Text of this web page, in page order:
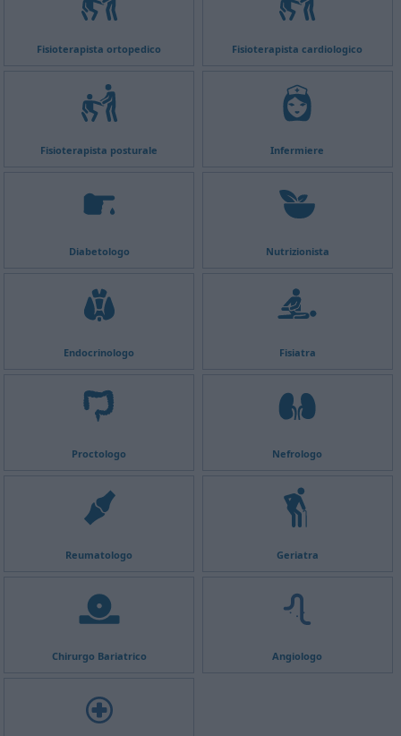
Fisioterapista ortopedico Fisioterapista cardiologico
Fisioterapista posturale Infermiere
Diabetologo Nutrizionista
Endocrinologo Fisiatra
Proctologo Nefrologo
Reumatologo Geriatra
Chirurgo Bariatrico Angiologo